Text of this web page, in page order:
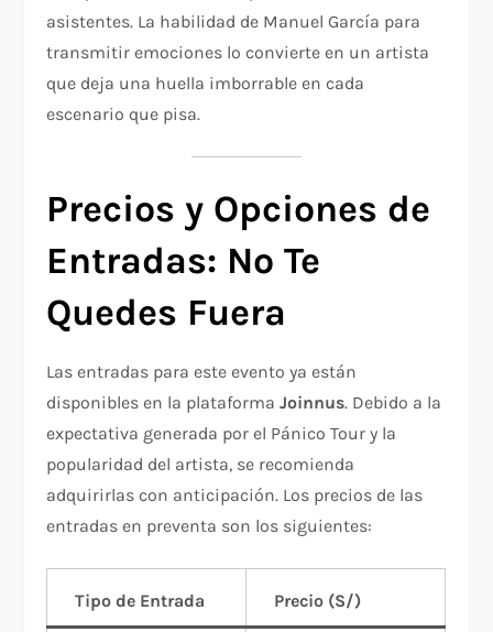
asistentes. La habilidad de Manuel García para
transmitir emociones lo convierte en un artista
que deja una huella imborrable en cada
escenario que pisa.
Precios y Opciones de
Entradas: No Te
Quedes Fuera
Las entradas para este evento ya están
disponibles en la plataformaJoinnus. Debido a la
expectativa generada por el Pánico Tour y la
popularidad del artista, se recomienda
adquirirlas con anticipación. Los precios de las
entradas en preventa son los siguientes:
Tipo de Entrada Precio (S/)